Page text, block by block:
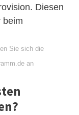
Diesen
beim
Sie sich die
an